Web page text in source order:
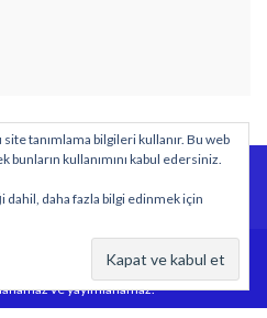
Gizlilik politikası
tüm hakları
aittir.
ve yayımlanamaz.
tanımlama bilgileri kullanır. Bu web
kullanımını kabul edersiniz.
daha fazla bilgi edinmek için